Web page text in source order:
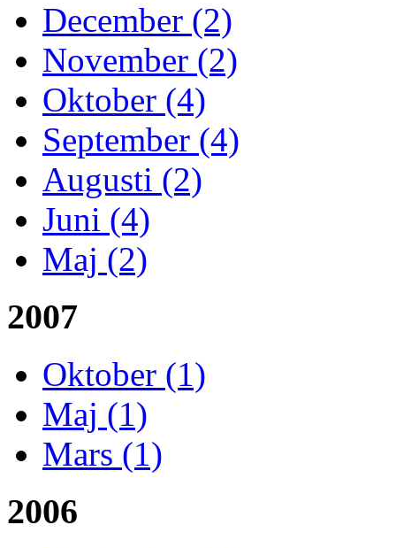
December (2)
November (2)
Oktober (4)
September (4)
Augusti (2)
Juni (4)
Maj (2)
2007
Oktober (1)
Maj (1)
Mars (1)
2006